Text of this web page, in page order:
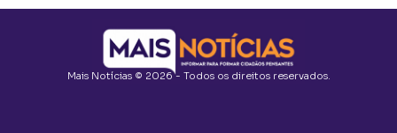
Mais Notícias © 2026 - Todos os direitos reservados.